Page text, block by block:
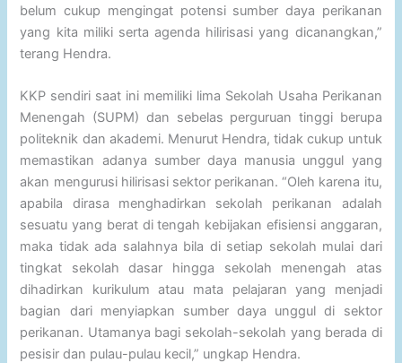
belum cukup mengingat potensi sumber daya perikanan
yang kita miliki serta agenda hilirisasi yang dicanangkan,”
terang Hendra.
KKP sendiri saat ini memiliki lima Sekolah Usaha Perikanan
Menengah (SUPM) dan sebelas perguruan tinggi berupa
politeknik dan akademi. Menurut Hendra, tidak cukup untuk
memastikan adanya sumber daya manusia unggul yang
akan mengurusi hilirisasi sektor perikanan. “Oleh karena itu,
apabila dirasa menghadirkan sekolah perikanan adalah
sesuatu yang berat di tengah kebijakan efisiensi anggaran,
maka tidak ada salahnya bila di setiap sekolah mulai dari
tingkat sekolah dasar hingga sekolah menengah atas
dihadirkan kurikulum atau mata pelajaran yang menjadi
bagian dari menyiapkan sumber daya unggul di sektor
perikanan. Utamanya bagi sekolah-sekolah yang berada di
pesisir dan pulau-pulau kecil,” ungkap Hendra.